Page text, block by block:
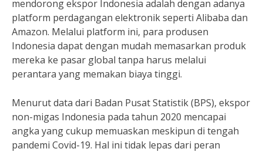
mendorong ekspor Indonesia adalah dengan adanya
platform perdagangan elektronik seperti Alibaba dan
Amazon. Melalui platform ini, para produsen
Indonesia dapat dengan mudah memasarkan produk
mereka ke pasar global tanpa harus melalui
perantara yang memakan biaya tinggi.
Menurut data dari Badan Pusat Statistik (BPS), ekspor
non-migas Indonesia pada tahun 2020 mencapai
angka yang cukup memuaskan meskipun di tengah
pandemi Covid-19. Hal ini tidak lepas dari peran